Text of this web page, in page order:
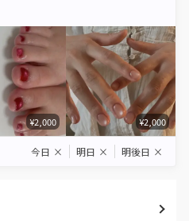
¥2,000 ¥2,000
今日 × 明日 × 明後日 ×